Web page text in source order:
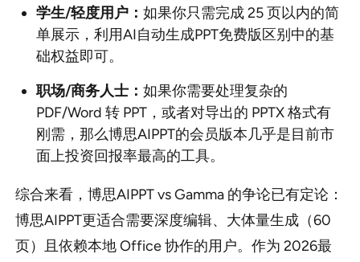
学生/轻度用户： 如果你只需完成 25 页以内的简
单展示，利用AI自动生成PPT免费版区别中的基
础权益即可。
职场/商务人士： 如果你需要处理复杂的
PDF/Word 转 PPT，或者对导出的 PPTX 格式有
刚需，那么博思AIPPT的会员版本几乎是目前市
面上投资回报率最高的工具。
综合来看，博思AIPPT vs Gamma 的争论已有定论：
博思AIPPT更适合需要深度编辑、大体量生成（60
页）且依赖本地 Office 协作的用户。作为 2026最